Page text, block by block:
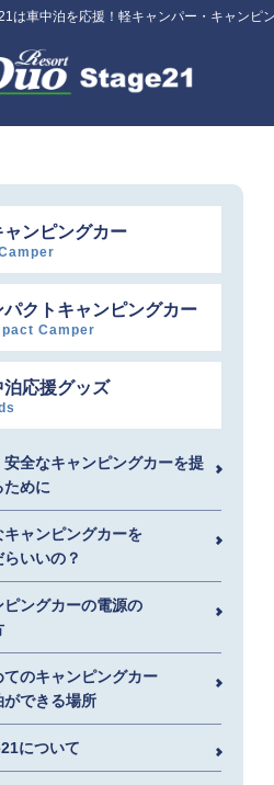
は車中泊を応援！軽キャンパー・キャンピ
ャンピングカー
パクトキャンピングカー
Camper
泊応援グッズ
安全なキャンピングカーを提
ために
キャンピングカーを
いいの？
ピングカーの電源の
てのキャンピングカー
ができる場所
について